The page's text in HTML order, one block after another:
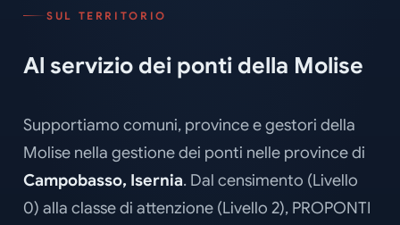
SUL TERRITORIO
Al servizio dei ponti della Molise
Supportiamo comuni, province e gestori della
Molise nella gestione dei ponti nelle province di
Campobasso, Isernia. Dal censimento (Livello
0) alla classe di attenzione (Livello 2), PROPONTI